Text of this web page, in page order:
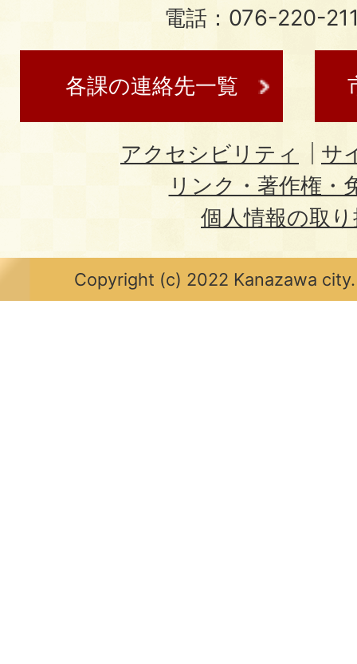
電話：076-220-
各課の連絡先一覧
アクセシビリティ
サ
リンク・著作権・
個人情報の取
Copyright (c) 2022 Kanazawa